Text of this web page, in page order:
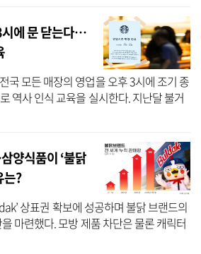
에 문 닫는다…
국 모든 매장의 영업을 오후 3시에 조기 종
역사 인식 교육을 실시한다. 지난달 불거
논란에 대한 후속 조치로, 임직원들의 역
양식품이 ‘불닭
는?
상표권 확보에 성공하며 불닭 브랜드의
마련했다. 모방 제품 차단은 물론 캐릭터
우르는 글로벌 브랜드 자산화 전략에도 한